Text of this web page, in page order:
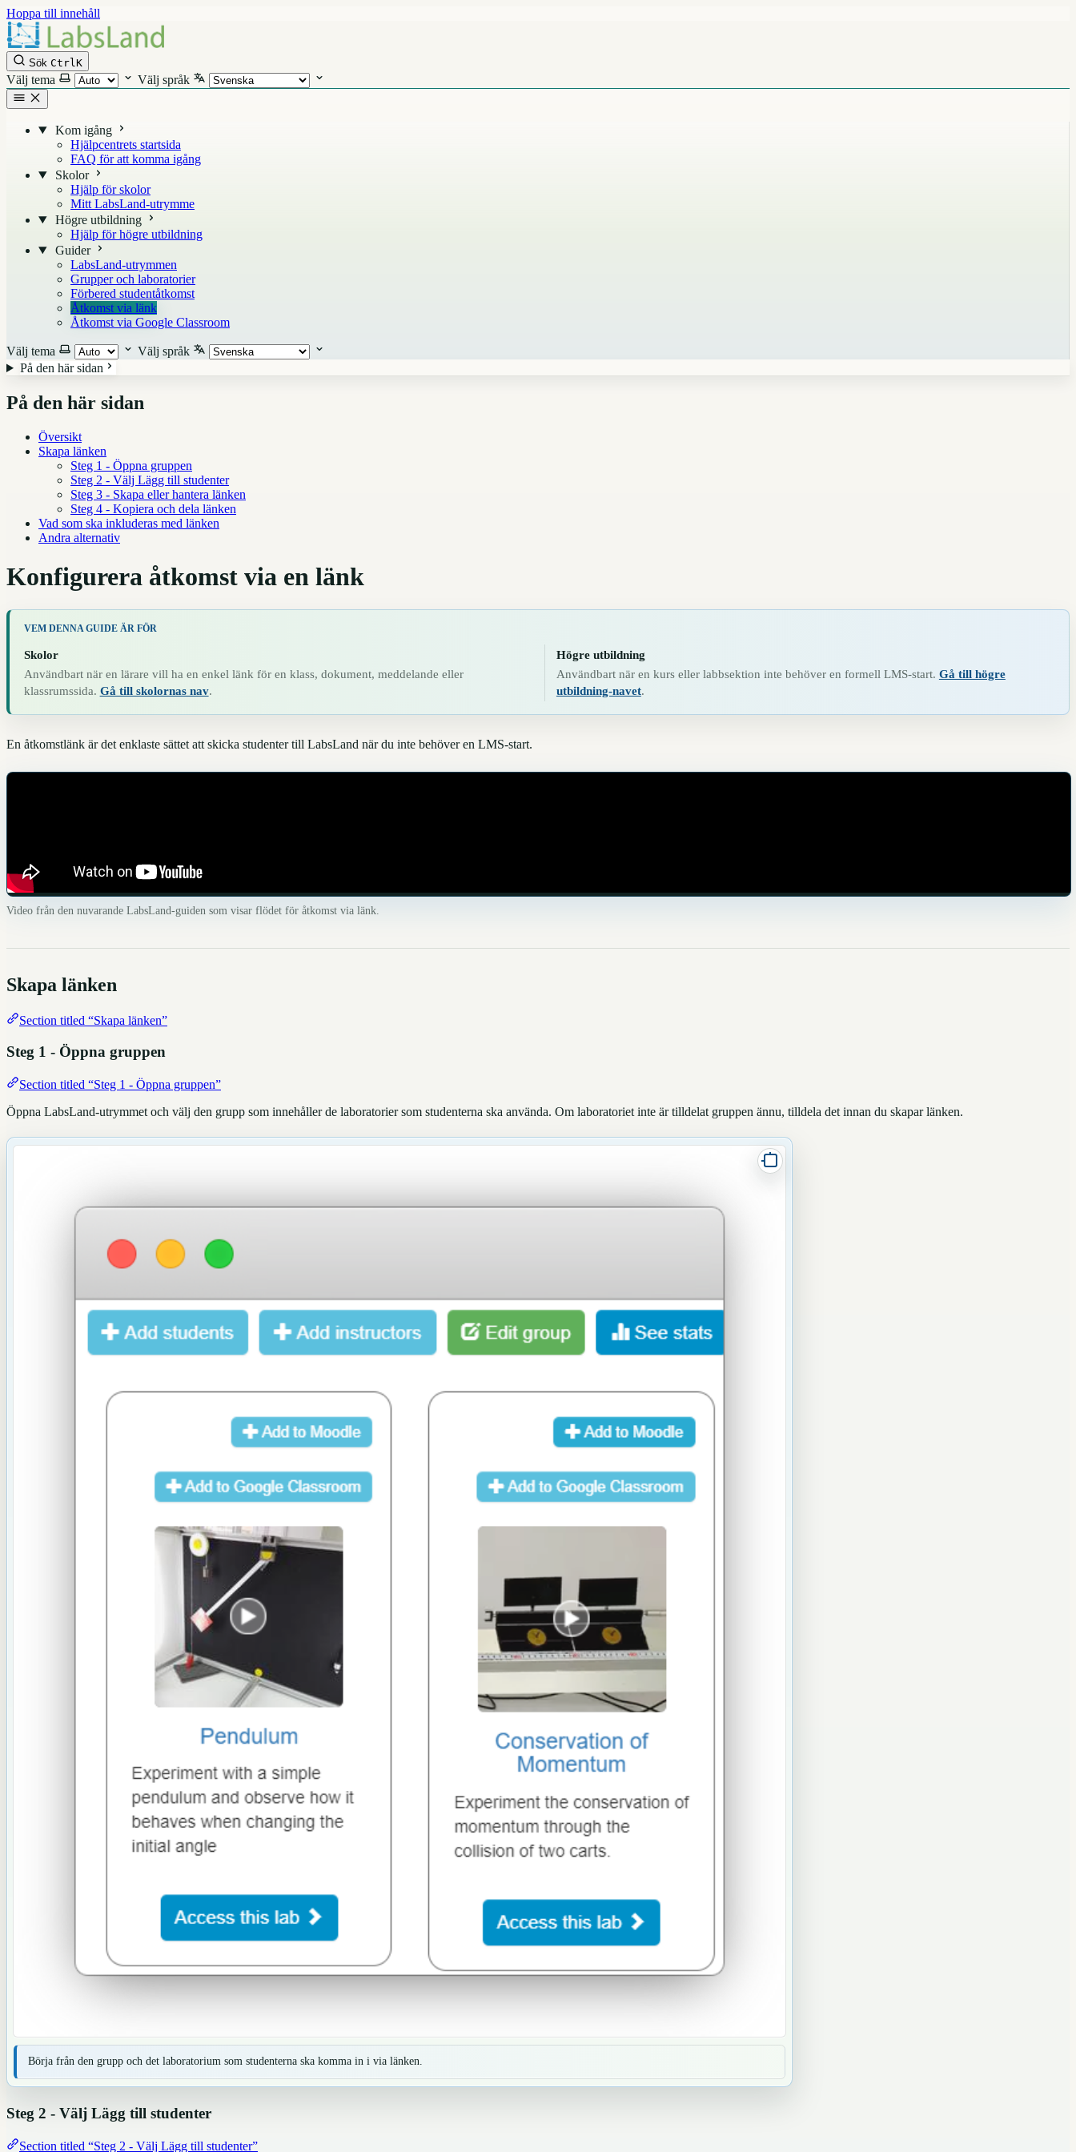
Hoppa till innehåll
Sök CtrlK
Välj tema Välj språk
Kom igång
Hjälpcentrets startsida
FAQ för att komma igång
Skolor
Hjälp för skolor
Mitt LabsLand-utrymme
Högre utbildning
Hjälp för högre utbildning
Guider
LabsLand-utrymmen
Grupper och laboratorier
Förbered studentåtkomst
Åtkomst via länk
Åtkomst via Google Classroom
Välj tema
Välj språk
På den här sidan
På den här sidan
Översikt
Skapa länken
Steg 1 - Öppna gruppen
Steg 2 - Välj Lägg till studenter
Steg 3 - Skapa eller hantera länken
Steg 4 - Kopiera och dela länken
Vad som ska inkluderas med länken
Andra alternativ
Konfigurera åtkomst via en länk
VEM DENNA GUIDE ÄR FÖR
Skolor
Användbart när en lärare vill ha en enkel länk för en klass, dokument, meddelande eller
klassrumssida. Gå till skolornas nav.
Högre utbildning
Användbart när en kurs eller labbsektion inte behöver en formell LMS-start. Gå till högre
utbildning-navet.
En åtkomstlänk är det enklaste sättet att skicka studenter till LabsLand när du inte behöver en LMS-start.
Video från den nuvarande LabsLand-guiden som visar flödet för åtkomst via länk.
Skapa länken
Section titled “Skapa länken”
Steg 1 - Öppna gruppen
Section titled “Steg 1 - Öppna gruppen”
Öppna LabsLand-utrymmet och välj den grupp som innehåller de laboratorier som studenterna ska använda. Om laboratoriet inte är tilldelat gruppen ännu, tilldela det innan du skapar länken.
Börja från den grupp och det laboratorium som studenterna ska komma in i via länken.
Steg 2 - Välj Lägg till studenter
Section titled “Steg 2 - Välj Lägg till studenter”